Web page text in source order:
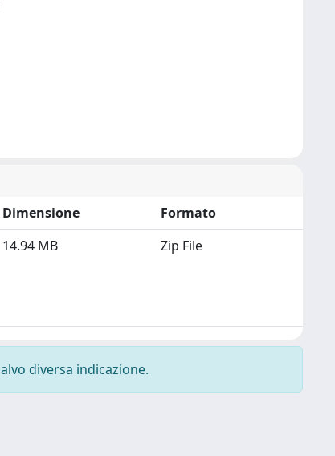
Dimensione
Formato
14.94 MB Zip File
diversa indicazione.